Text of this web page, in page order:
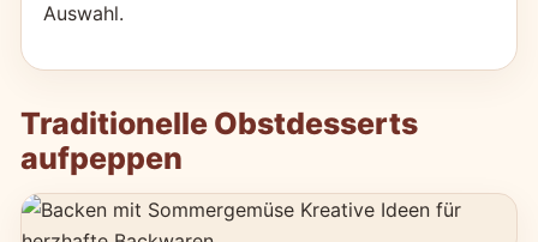
Auswahl.
Traditionelle Obstdesserts
aufpeppen